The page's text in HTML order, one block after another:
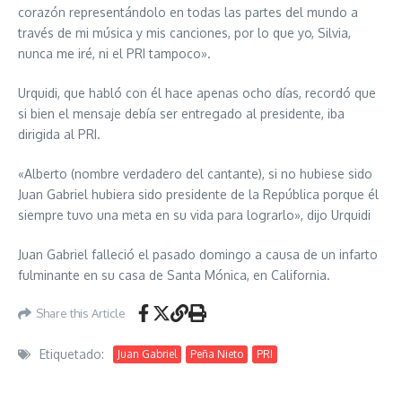
corazón representándolo en todas las partes del mundo a
través de mi música y mis canciones, por lo que yo, Silvia,
nunca me iré, ni el PRI tampoco».
Urquidi, que habló con él hace apenas ocho días, recordó que
si bien el mensaje debía ser entregado al presidente, iba
dirigida al PRI.
«Alberto (nombre verdadero del cantante), si no hubiese sido
Juan Gabriel hubiera sido presidente de la República porque él
siempre tuvo una meta en su vida para lograrlo», dijo Urquidi
Juan Gabriel falleció el pasado domingo a causa de un infarto
fulminante en su casa de Santa Mónica, en California.
Share this Article
Etiquetado: Juan Gabriel Peña Nieto PRI